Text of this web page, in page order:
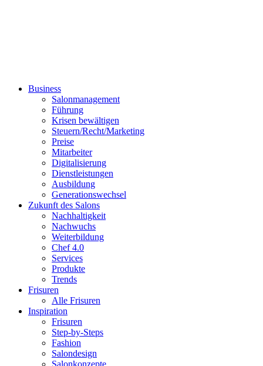
Business
Salonmanagement
Führung
Krisen bewältigen
Steuern/Recht/Marketing
Preise
Mitarbeiter
Digitalisierung
Dienstleistungen
Ausbildung
Generationswechsel
Zukunft des Salons
Nachhaltigkeit
Nachwuchs
Weiterbildung
Chef 4.0
Services
Produkte
Trends
Frisuren
Alle Frisuren
Inspiration
Frisuren
Step-by-Steps
Fashion
Salondesign
Salonkonzepte